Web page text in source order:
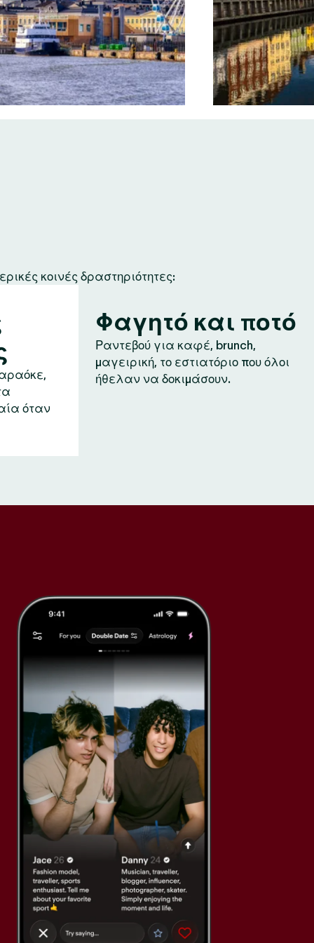
κοινές δραστηριότητες:
όταν
Φαγητό και ποτό
Ραντεβού για καφέ, brunch,
μαγειρική, το εστιατόριο που όλοι
ήθελαν να δοκιμάσουν.